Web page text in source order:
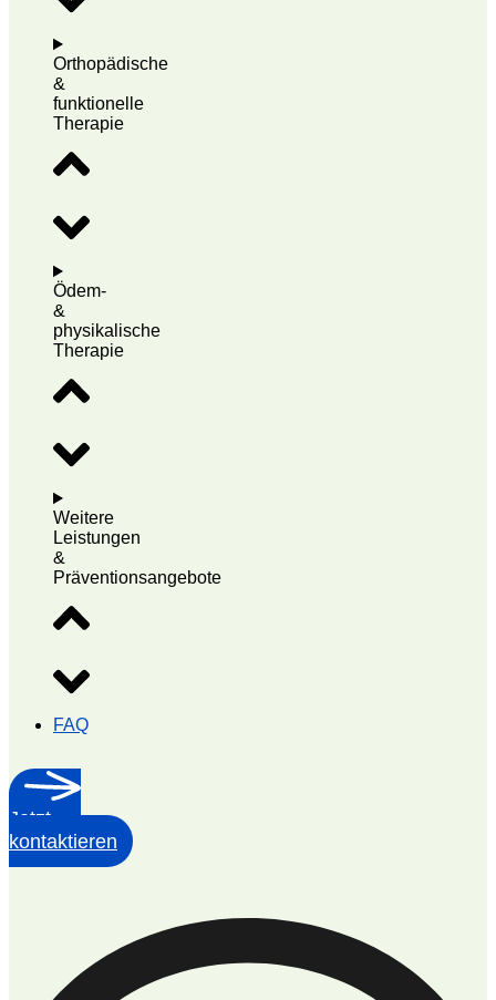
Orthopädische
&
funktionelle
Therapie
Ödem-
&
physikalische
Therapie
Weitere
Leistungen
&
Präventionsangebote
FAQ
Jetzt
kontaktieren